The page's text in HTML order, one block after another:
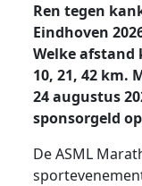
Ren tegen
Eindhoven
Welke afstand
10, 21, 42 km.
24 augustus
sponsorgeld
De ASML